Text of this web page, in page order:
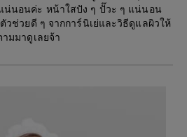
นอนค่ะ หน้าใสปัง ๆ ปั๊วะ ๆ แน่นอน
วช่วยดี ๆ จากการ์นิเย่และวิธีดูแลผิวให้
มมาดูเลยจ้า